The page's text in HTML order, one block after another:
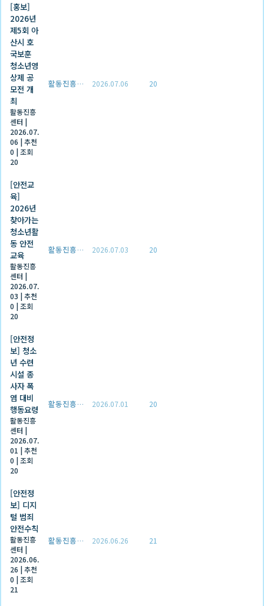
[홍보]
2026년
제5회 아
산시 호
국보훈
청소년영
상제 공
모전 개
최
활동진흥
센터 |
2026.07.
06 |추천
0 |조회
20
활동진흥센터 2026.07.06 20
[안전교
육]
2026년
찾아가는
청소년활
동 안전
교육
활동진흥
센터 |
2026.07.
03 |추천
0 |조회
20
활동진흥센터 2026.07.03 20
[안전정
보] 청소
년 수련
시설 종
사자 폭
염 대비
행동요령
활동진흥
센터 |
2026.07.
01 |추천
0 |조회
20
활동진흥센터 2026.07.01 20
[안전정
보] 디지
털 범죄
안전수칙
활동진흥
센터 |
2026.06.
26 |추천
0 |조회
21
활동진흥센터 2026.06.26 21